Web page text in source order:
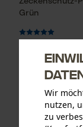
Grün
CHF 59.90 *
Wir
nutzen,
zu